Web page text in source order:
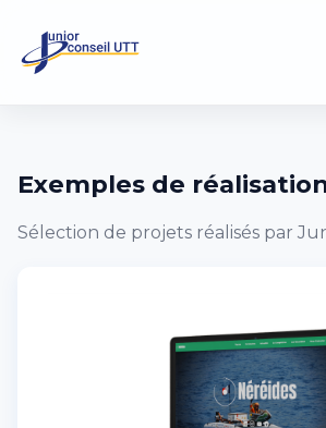
Exemples de
Sélection de projets réalisés par